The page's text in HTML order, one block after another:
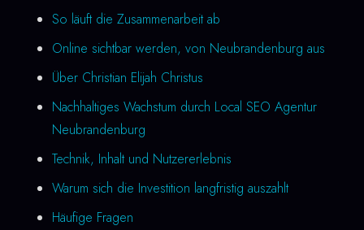
So läuft die Zusammenarbeit ab
Online sichtbar werden, von Neubrandenburg aus
Über Christian Elijah Christus
Nachhaltiges Wachstum durch Local SEO Agentur
Neubrandenburg
Technik, Inhalt und Nutzererlebnis
Warum sich die Investition langfristig auszahlt
Häufige Fragen